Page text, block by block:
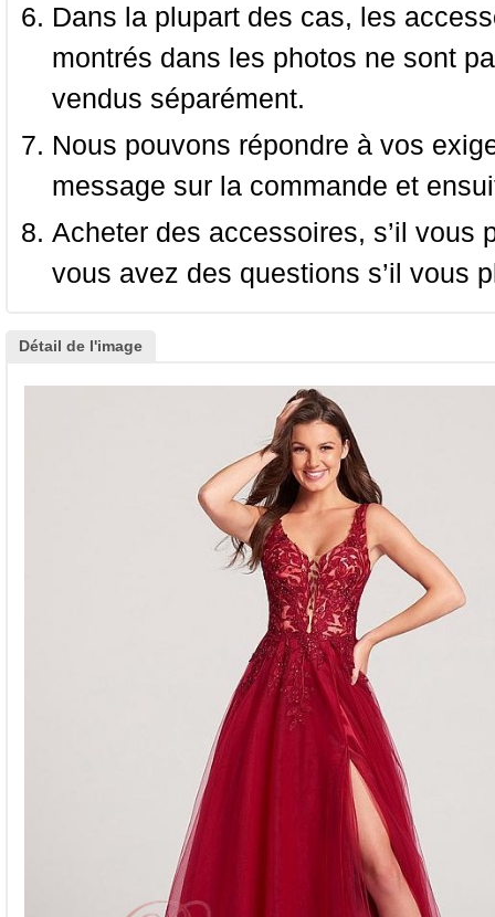
Dans la plupart des cas, les
montrés dans les photos ne sont
vendus séparément.
Nous pouvons répondre à vos
message sur la commande et
Acheter des accessoires, s’il
vous avez des questions s’il vous
Détail de l'image